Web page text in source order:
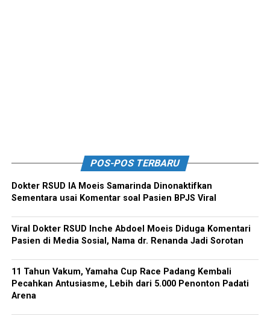
POS-POS TERBARU
Dokter RSUD IA Moeis Samarinda Dinonaktifkan
Sementara usai Komentar soal Pasien BPJS Viral
Viral Dokter RSUD Inche Abdoel Moeis Diduga Komentari
Pasien di Media Sosial, Nama dr. Renanda Jadi Sorotan
11 Tahun Vakum, Yamaha Cup Race Padang Kembali
Pecahkan Antusiasme, Lebih dari 5.000 Penonton Padati
Arena